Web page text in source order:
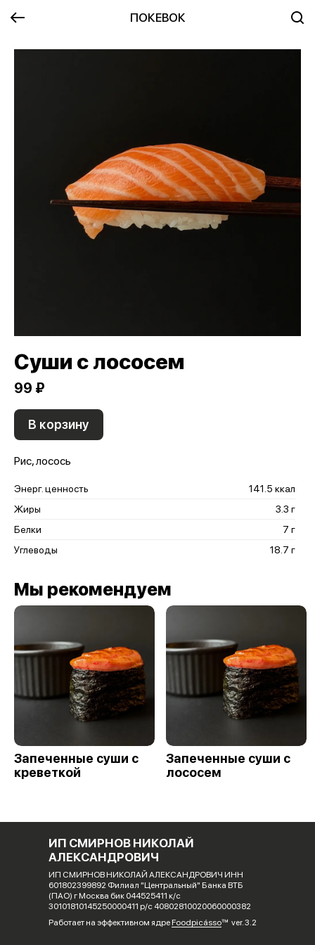
ПОКЕВОК
Суши с лососем
99 ₽
В корзину
Рис, лосось
Энерг. ценность
141.5 ккал
Жиры
3.3 г
Белки
7 г
Углеводы
18.7 г
Мы рекомендуем
Запеченные суши с
креветкой
Запеченные суши с
лососем
ИП СМИРНОВ НИКОЛАЙ
АЛЕКСАНДРОВИЧ
ИП СМИРНОВ НИКОЛАЙ АЛЕКСАНДРОВИЧ ИНН
601802399892 Филиал "Центральный" Банка ВТБ
(ПАО) г Москва бик 044525411 к/с
30101810145250000411 р/с 40802810020060000382
Работает на эффективном ядре Foodpicássover. 3.2